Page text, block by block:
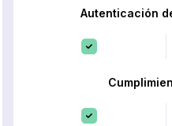
Autenticación